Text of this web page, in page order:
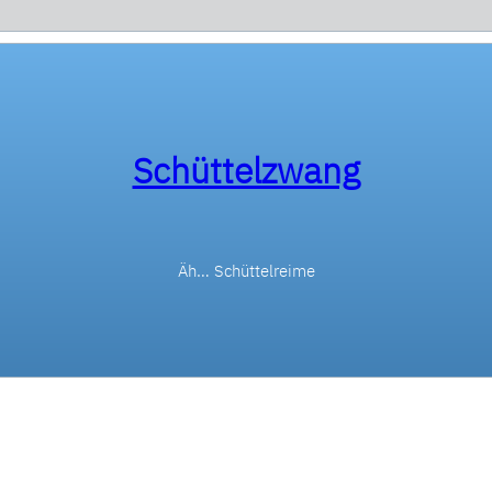
Schüttelzwang
Äh… Schüttelreime